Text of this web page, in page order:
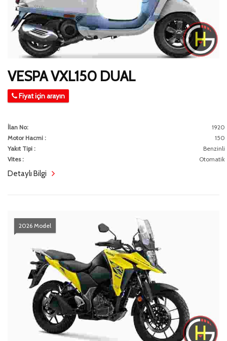
VESPA VXL150 DUAL
Fiyat için arayın
İlan No:
1920
Motor Hacmi :
150
Yakıt Tipi :
Benzinli
Vites :
Otomatik
Detaylı Bilgi
2026 Model